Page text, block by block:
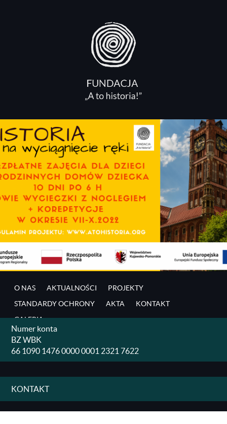
Numer konta
BZ WBK
66 1090 1476 0000 0001 2321 7622
KONTAKT
O NAS AKTUALNOŚCI
PROJEKTY
STANDARDY OCHRONY
AKTA
KONTAKT
GALERIA